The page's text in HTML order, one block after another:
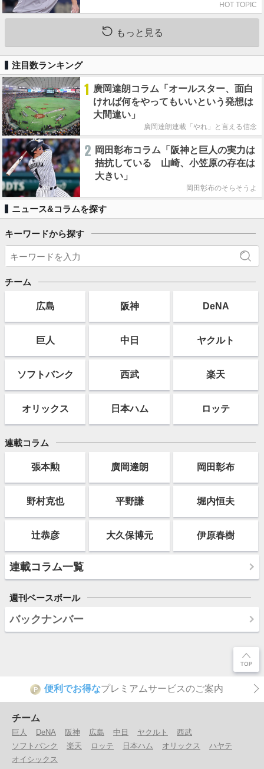
HOT TOPIC
もっと見る
注目数ランキング
1 廣岡達朗コラム「オールスター、面白
ければ何をやってもいいという発想は
大間違い」
廣岡達朗連載「やれ」と言える信念
2 岡田彰布コラム「阪神と巨人の実力は
拮抗している 山崎、小笠原の存在は
大きい」
岡田彰布のそらそうよ
ニュース&コラムを探す
キーワードから探す
チーム
広島 阪神 DeNA
巨人 中日 ヤクルト
ソフトバンク 西武 楽天
オリックス 日本ハム ロッテ
連載コラム
張本勲 廣岡達朗 岡田彰布
野村克也 平野謙 堀内恒夫
辻恭彦 大久保博元 伊原春樹
連載コラム一覧
週刊ベースボール
バックナンバー
P 便利でお得なプレミアムサービスのご案内
チーム
巨人 DeNA 阪神 広島 中日 ヤクルト
西武
ソフトバンク
楽天 ロッテ 日本ハム オリックス
ハヤテ
オイシックス